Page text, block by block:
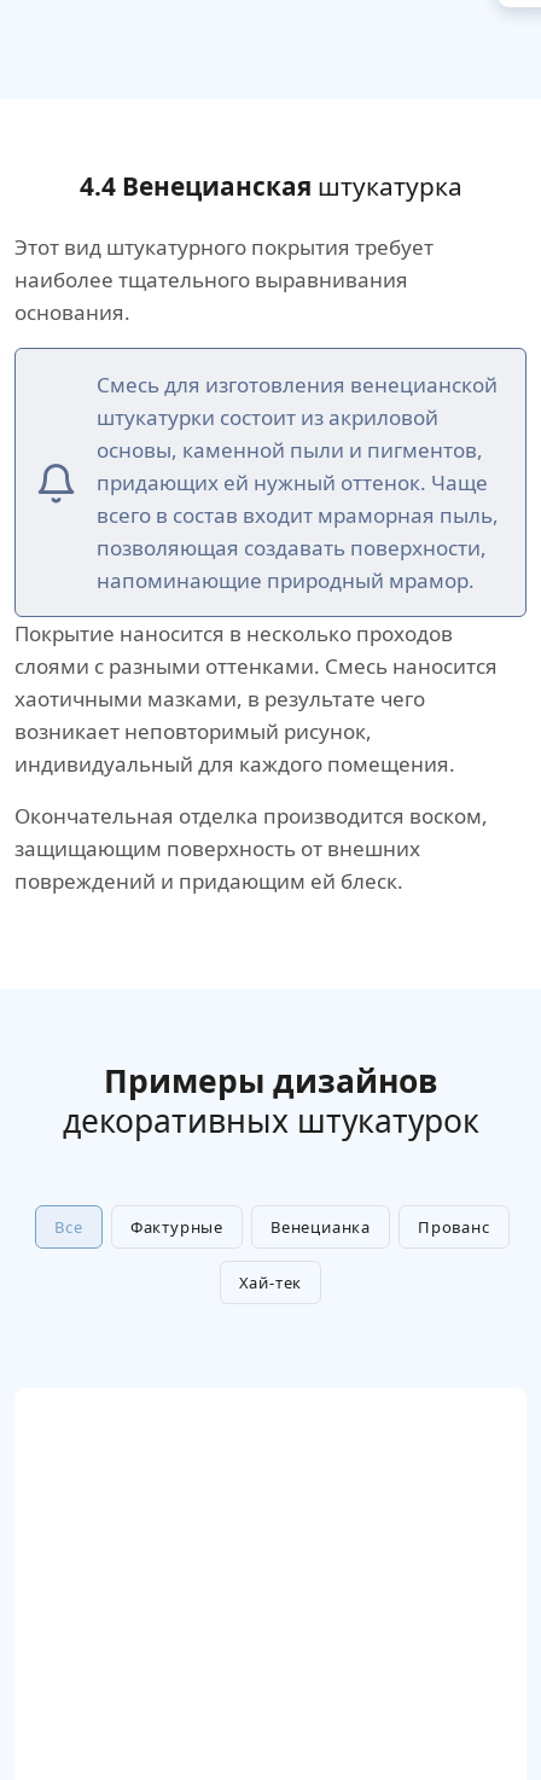
4.4 Венецианская штукатурка
Этот вид штукатурного покрытия требует
наиболее тщательного выравнивания
основания.
Смесь для изготовления венецианской
штукатурки состоит из акриловой
основы, каменной пыли и пигментов,
придающих ей нужный оттенок. Чаще
всего в состав входит мраморная пыль,
позволяющая создавать поверхности,
напоминающие природный мрамор.
Покрытие наносится в несколько проходов
слоями с разными оттенками. Смесь наносится
хаотичными мазками, в результате чего
возникает неповторимый рисунок,
индивидуальный для каждого помещения.
Окончательная отделка производится воском,
защищающим поверхность от внешних
повреждений и придающим ей блеск.
Примеры дизайнов
декоративных штукатурок
Все Фактурные Венецианка Прованс
Хай-тек